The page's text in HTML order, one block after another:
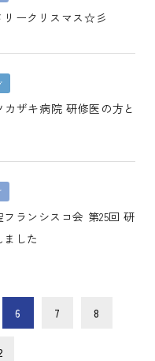
リークリスマス☆彡
カザキ病院 研修医の方と
フランシスコ会 第25回 研
した
6 7 8